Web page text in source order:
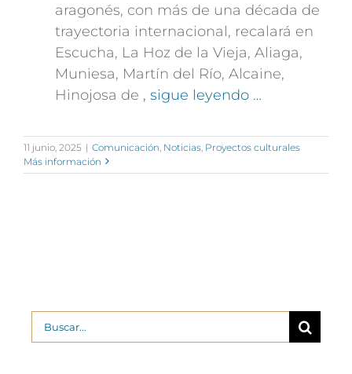
aragonés, con más de una década de
trayectoria internacional, recalará en
Escucha, La Hoz de la Vieja, Aliaga,
Muniesa, Martín del Río, Alcaine,
Hinojosa de , sigue leyendo …
11 junio, 2025 | Comunicación Noticias Proyectos culturales
Más información
Buscar: